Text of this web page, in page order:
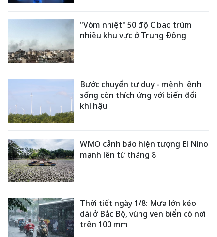
"Vòm nhiệt" 50 độ C bao trùm
nhiều khu vực ở Trung Đông
Bước chuyển tư duy - mệnh lệnh
sống còn thích ứng với biến đổi
khí hậu
WMO cảnh báo hiện tượng El Nino
mạnh lên từ tháng 8
Thời tiết ngày 1/8: Mưa lớn kéo
dài ở Bắc Bộ, vùng ven biển có nơi
trên 100 mm